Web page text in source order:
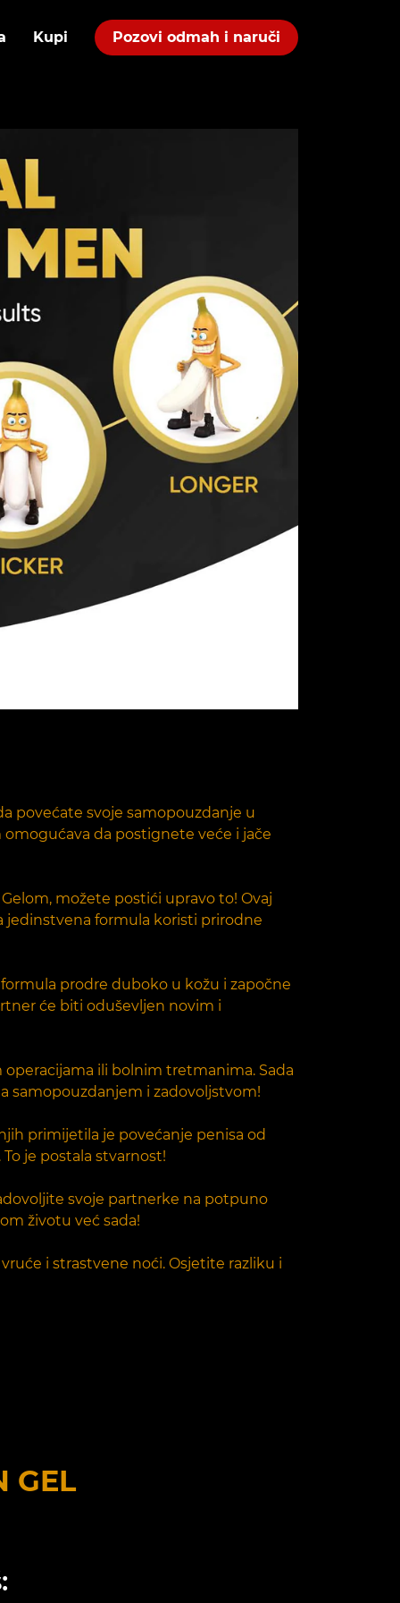
Kupi Pozovi odmah i naruči
povećate svoje samopouzdanje u
omogućava da postignete veće i jače
možete postići upravo to! Ovaj
jedinstvena formula koristi prirodne
prodre duboko u kožu i započne
će biti oduševljen novim i
ili bolnim tretmanima. Sada
samopouzdanjem i zadovoljstvom!
primijetila je povećanje penisa od
je postala stvarnost!
svoje partnerke na potpuno
životu već sada!
i strastvene noći. Osjetite razliku i
GEL